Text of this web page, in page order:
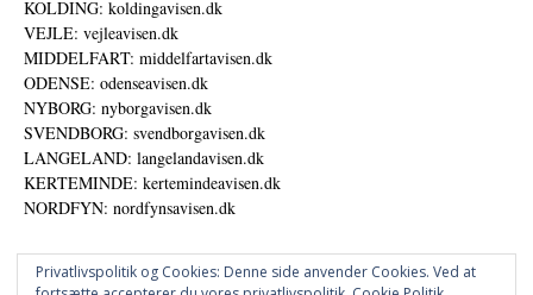
KOLDING: koldingavisen.dk
VEJLE: vejleavisen.dk
MIDDELFART: middelfartavisen.dk
ODENSE: odenseavisen.dk
NYBORG: nyborgavisen.dk
SVENDBORG: svendborgavisen.dk
LANGELAND: langelandavisen.dk
KERTEMINDE: kertemindeavisen.dk
NORDFYN: nordfynsavisen.dk
Privatlivspolitik og Cookies: Denne side anvender Cookies. Ved at